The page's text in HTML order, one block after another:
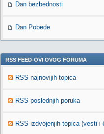
Dan bezbednosti
Dan Pobede
RSS FEED-OVI OVOG FORUMA
RSS najnovijih topica
RSS poslednjih poruka
RSS izdvojenjih topica (vesti i